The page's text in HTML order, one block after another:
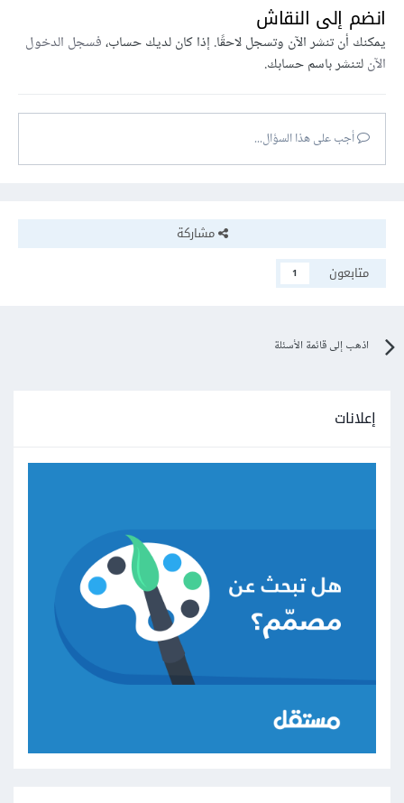
انضم إلى النقاش
يمكنك أن تنشر الآن وتسجل لاحقًا. إذا كان لديك حساب،فسجل الدخول
الآنلتنشر باسم حسابك.
أجب على هذا السؤال...
مشاركة
متابعون
1
اذهب إلى قائمة الأسئلة
إعلانات